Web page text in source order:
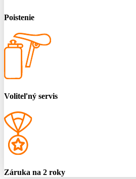
Poistenie
Voliteľný servis
Záruka na 2 roky